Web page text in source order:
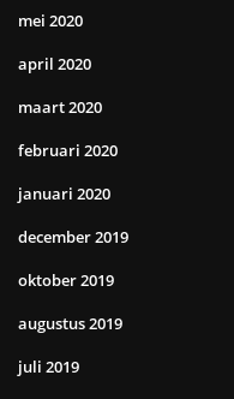
mei 2020
april 2020
maart 2020
februari 2020
januari 2020
december 2019
oktober 2019
augustus 2019
juli 2019